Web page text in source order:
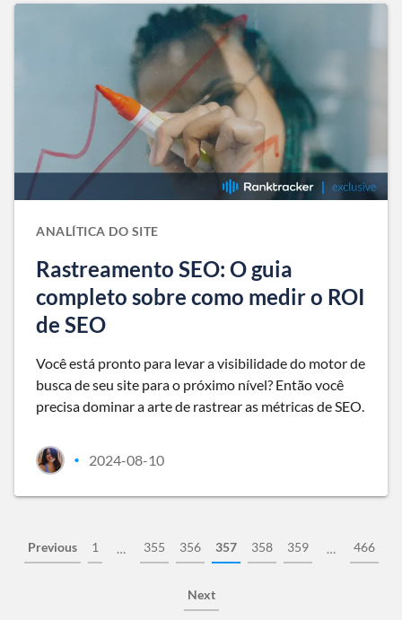
ANALÍTICA DO SITE
Rastreamento SEO: O guia
completo sobre como medir o ROI
de SEO
Você está pronto para levar a visibilidade do motor de
busca de seu site para o próximo nível? Então você
precisa dominar a arte de rastrear as métricas de SEO.
• 2024-08-10
Previous 1 … 355 356 357 358 359 … 466
Next